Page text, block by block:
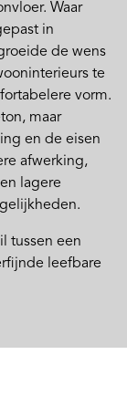
Waar
in
de wens
te
vorm.
maar
en de eisen
afwerking,
lagere
tussen een
leefbare